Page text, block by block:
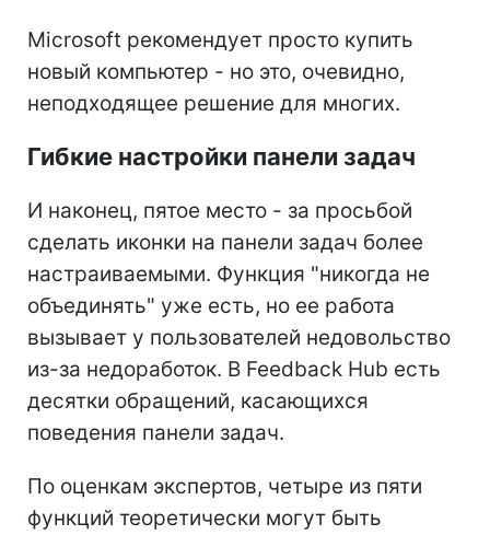
Microsoft рекомендует просто купить
новый компьютер - но это, очевидно,
неподходящее решение для многих.
Гибкие настройки панели задач
И наконец, пятое место - за просьбой
сделать иконки на панели задач более
настраиваемыми. Функция "никогда не
объединять" уже есть, но ее работа
вызывает у пользователей недовольство
из-за недоработок. В Feedback Hub есть
десятки обращений, касающихся
поведения панели задач.
По оценкам экспертов, четыре из пяти
функций теоретически могут быть